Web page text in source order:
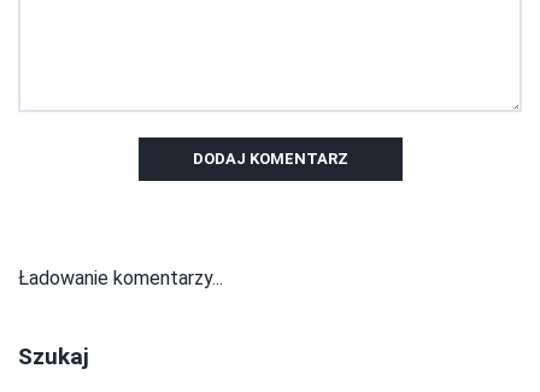
DODAJ KOMENTARZ
Ładowanie komentarzy...
Szukaj